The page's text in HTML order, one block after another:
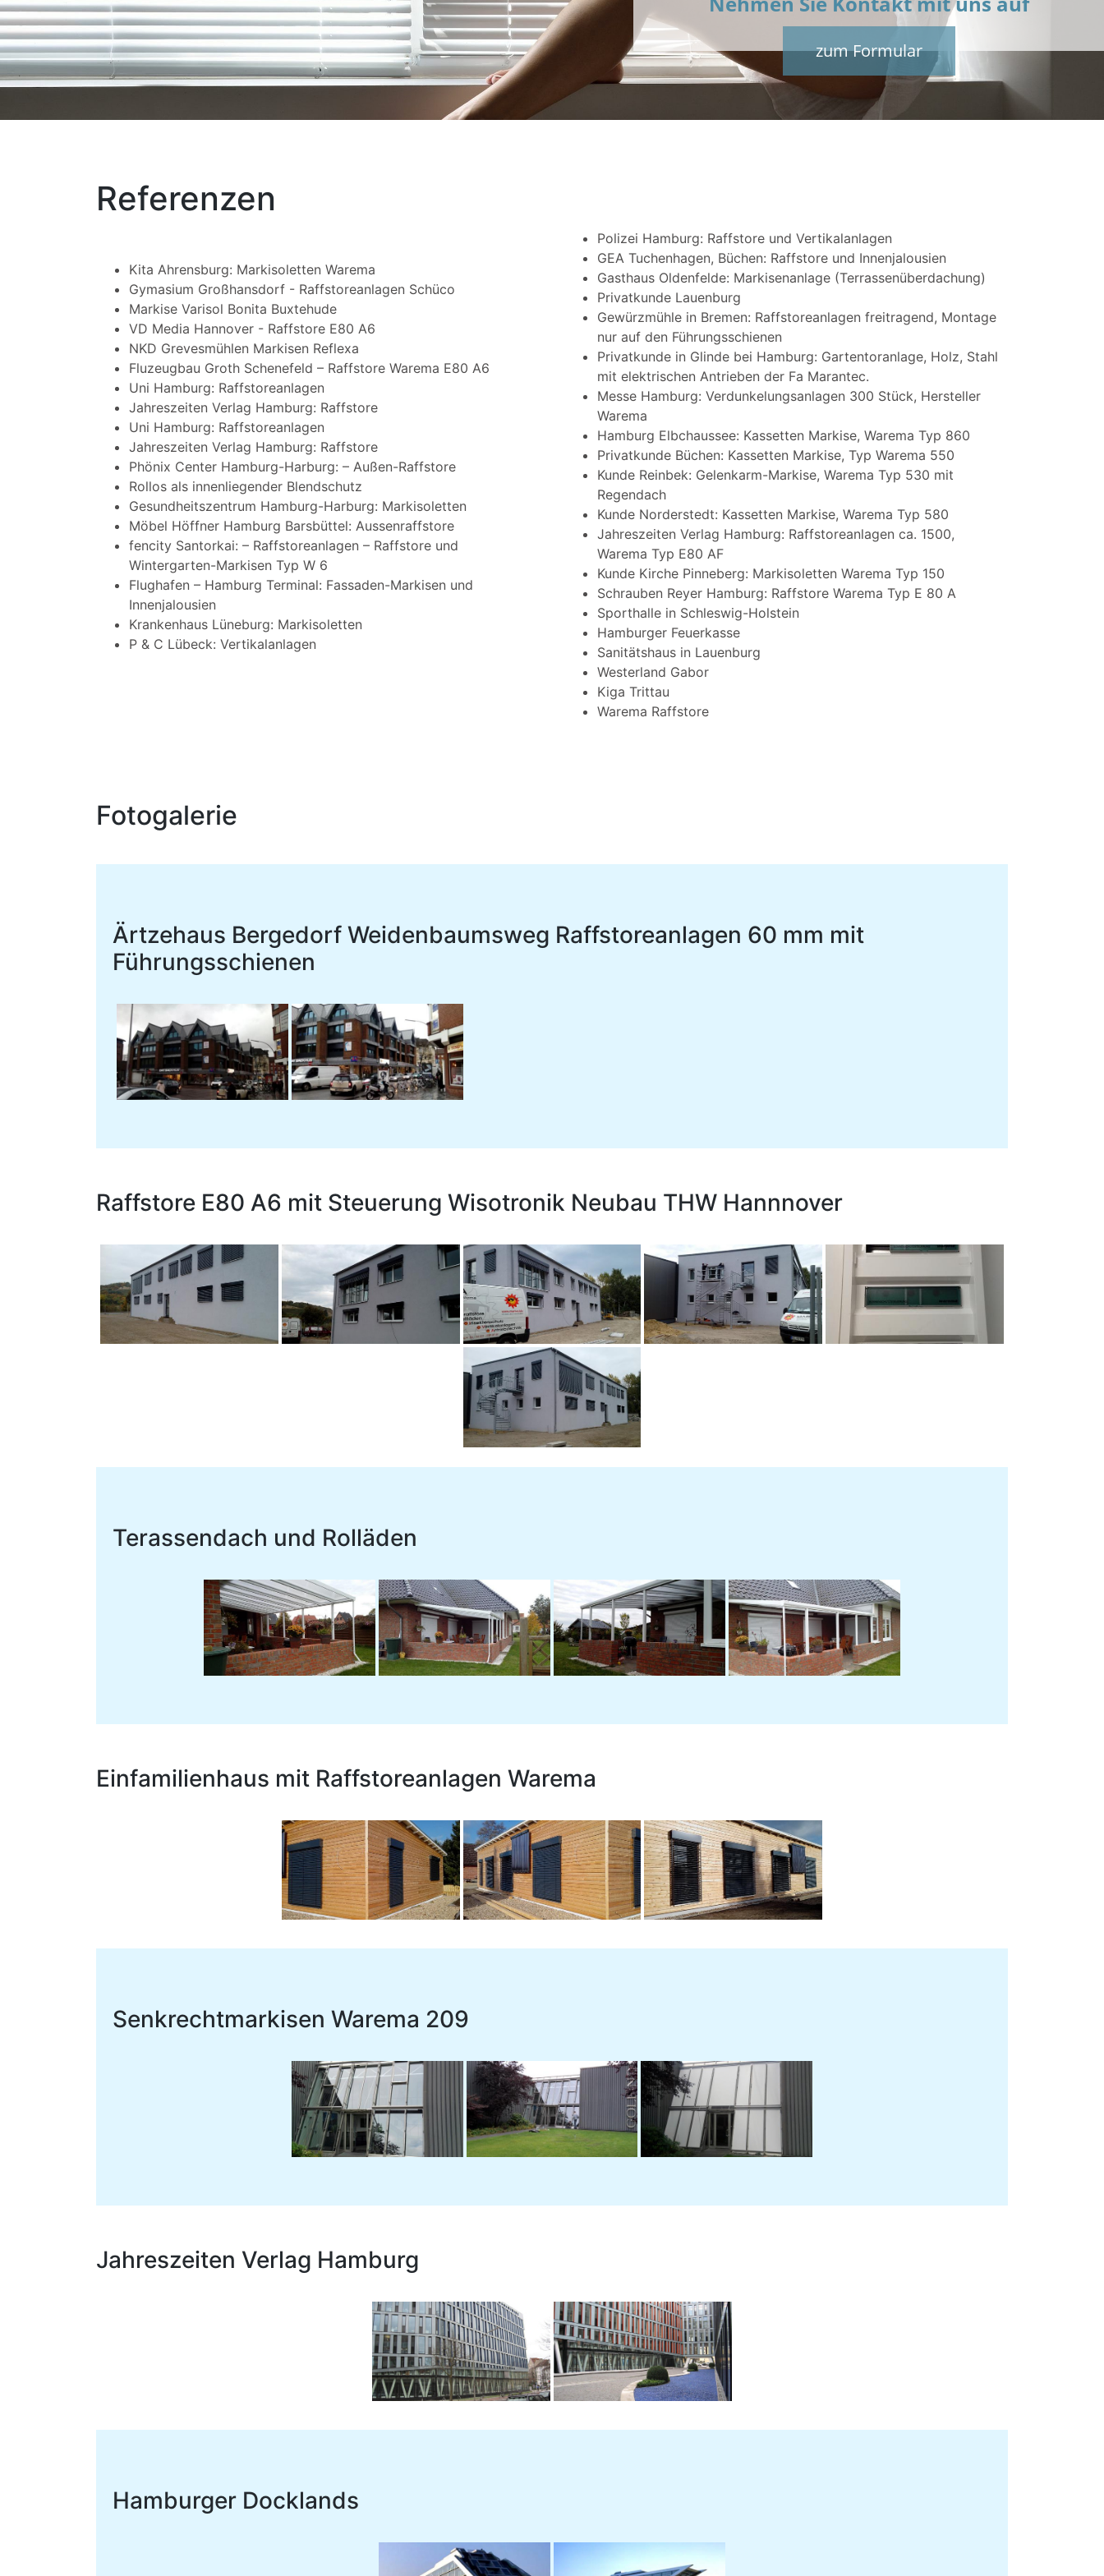
zum Formular
Referenzen
Kita Ahrensburg: Markisoletten Warema
Gymasium Großhansdorf - Raffstoreanlagen Schüco
Markise Varisol Bonita Buxtehude
VD Media Hannover - Raffstore E80 A6
NKD Grevesmühlen Markisen Reflexa
Fluzeugbau Groth Schenefeld – Raffstore Warema E80 A6
Uni Hamburg: Raffstoreanlagen
Jahreszeiten Verlag Hamburg: Raffstore
Uni Hamburg: Raffstoreanlagen
Jahreszeiten Verlag Hamburg: Raffstore
Phönix Center Hamburg-Harburg: – Außen-Raffstore
Rollos als innenliegender Blendschutz
Gesundheitszentrum Hamburg-Harburg: Markisoletten
Möbel Höffner Hamburg Barsbüttel: Aussenraffstore
fencity Santorkai: – Raffstoreanlagen – Raffstore und
Wintergarten-Markisen Typ W 6
Flughafen – Hamburg Terminal: Fassaden-Markisen und
Innenjalousien
Krankenhaus Lüneburg: Markisoletten
P & C Lübeck: Vertikalanlagen
Polizei Hamburg: Raffstore und Vertikalanlagen
GEA Tuchenhagen, Büchen: Raffstore und Innenjalousien
Gasthaus Oldenfelde: Markisenanlage (Terrassenüberdachung)
Privatkunde Lauenburg
Gewürzmühle in Bremen: Raffstoreanlagen freitragend, Montage
nur auf den Führungsschienen
Privatkunde in Glinde bei Hamburg: Gartentoranlage, Holz, Stahl
mit elektrischen Antrieben der Fa Marantec.
Messe Hamburg: Verdunkelungsanlagen 300 Stück, Hersteller
Warema
Hamburg Elbchaussee: Kassetten Markise, Warema Typ 860
Privatkunde Büchen: Kassetten Markise, Typ Warema 550
Kunde Reinbek: Gelenkarm-Markise, Warema Typ 530 mit
Regendach
Kunde Norderstedt: Kassetten Markise, Warema Typ 580
Jahreszeiten Verlag Hamburg: Raffstoreanlagen ca. 1500,
Warema Typ E80 AF
Kunde Kirche Pinneberg: Markisoletten Warema Typ 150
Schrauben Reyer Hamburg: Raffstore Warema Typ E 80 A
Sporthalle in Schleswig-Holstein
Hamburger Feuerkasse
Sanitätshaus in Lauenburg
Westerland Gabor
Kiga Trittau
Warema Raffstore
Fotogalerie
Ärtzehaus Bergedorf Weidenbaumsweg Raffstoreanlagen 60 mm mit
Führungsschienen
Raffstore E80 A6 mit Steuerung Wisotronik Neubau THW Hannnover
Terassendach und Rolläden
Einfamilienhaus mit Raffstoreanlagen Warema
Senkrechtmarkisen Warema 209
Jahreszeiten Verlag Hamburg
Hamburger Docklands